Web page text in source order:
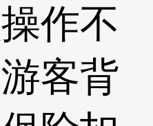
作不
客背